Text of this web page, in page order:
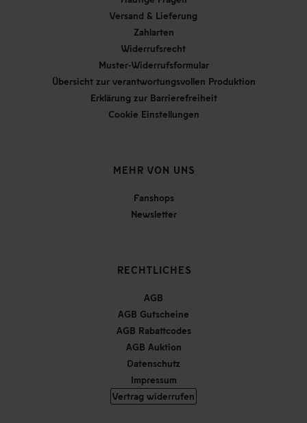
Versand & Lieferung
Zahlarten
Widerrufsrecht
Muster-Widerrufsformular
Übersicht zur verantwortungsvollen Produktion
Erklärung zur Barrierefreiheit
Cookie Einstellungen
MEHR VON UNS
Fanshops
Newsletter
RECHTLICHES
AGB
AGB Gutscheine
AGB Rabattcodes
AGB Auktion
Datenschutz
Impressum
Vertrag widerrufen